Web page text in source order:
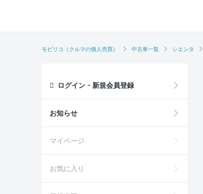
モビリコ（クルマの個人売買） 中古車一覧 シエンタ
ログイン・新規会員登録
お知らせ
マイページ
お気に入り